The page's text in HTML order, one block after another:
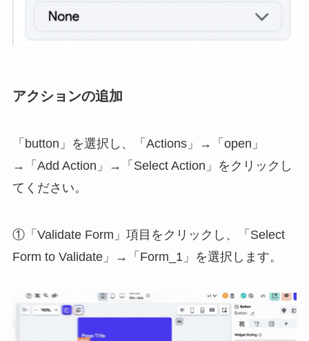
アクションの追加
「button」を選択し、「Actions」→「open」
→「Add Action」→「Select Action」をクリックし
てください。
①「Validate Form」項目をクリックし、「Select
Form to Validate」→「Form_1」を選択します。